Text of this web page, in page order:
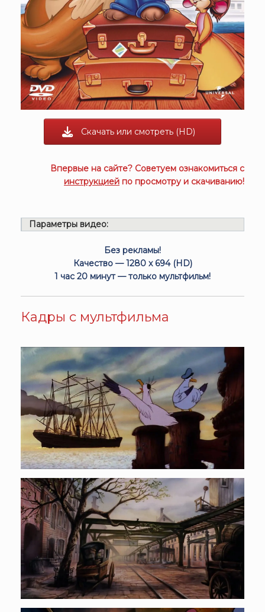
Скачать или смотреть (HD)
Впервые на сайте? Советуем ознакомиться с
инструкцией по просмотру и скачиванию!
Параметры видео:
Без рекламы!
Качество — 1280 x 694 (HD)
1 час 20 минут — только мультфильм!
Кадры с мультфильма